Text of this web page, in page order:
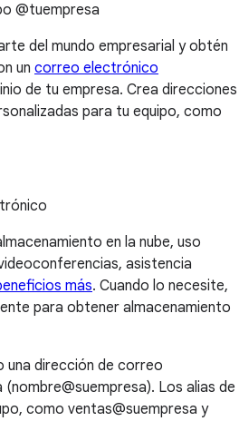
@tuempresa
del mundo empresarial y obtén
un correo electrónico
de tu empresa. Crea direcciones
para tu equipo, como
en la nube, uso
asistencia
más. Cuando lo necesite,
para obtener almacenamiento
una dirección de correo
Los alias de
como ventas@suempresa y